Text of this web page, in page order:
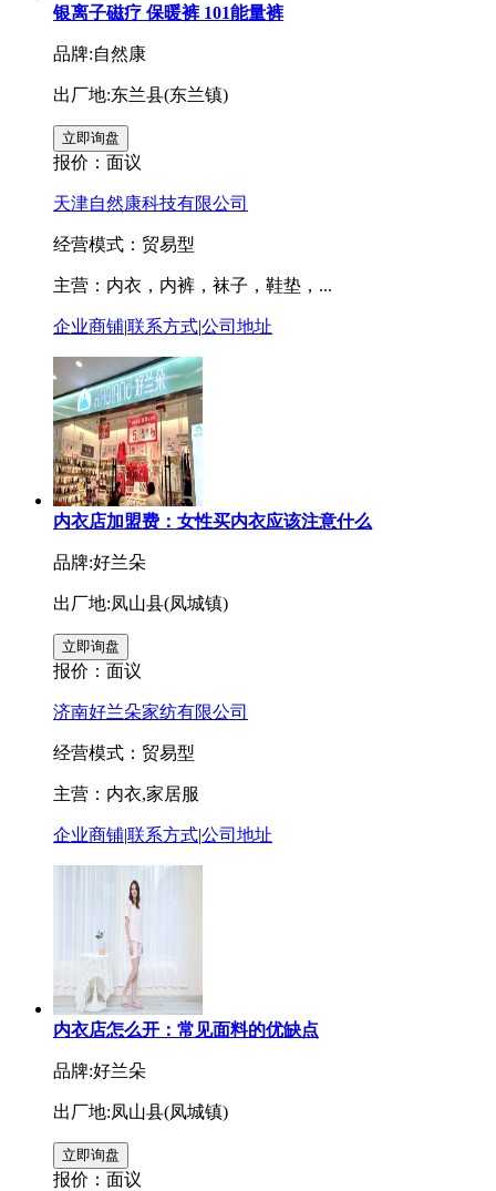
银离子磁疗 保暖裤 101能量裤
品牌:自然康
出厂地:东兰县(东兰镇)
报价： 面议
天津自然康科技有限公司
经营模式：贸易型
主营：内衣，内裤，袜子，鞋垫，...
企业商铺|联系方式|公司地址
内衣店加盟费：女性买内衣应该注意什么
品牌:好兰朵
出厂地:凤山县(凤城镇)
报价： 面议
济南好兰朵家纺有限公司
经营模式：贸易型
主营：内衣,家居服
企业商铺|联系方式|公司地址
内衣店怎么开：常见面料的优缺点
品牌:好兰朵
出厂地:凤山县(凤城镇)
报价： 面议